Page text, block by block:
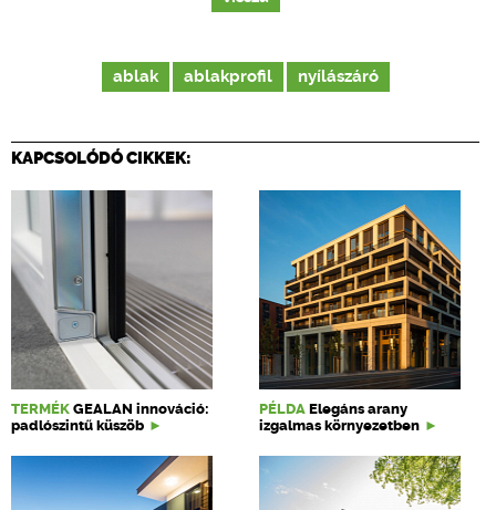
ablak ablakprofil nyílászáró
KAPCSOLÓDÓ CIKKEK:
TERMÉK GEALAN innováció:
padlószintű küszöb
PÉLDA Elegáns arany
izgalmas környezetben